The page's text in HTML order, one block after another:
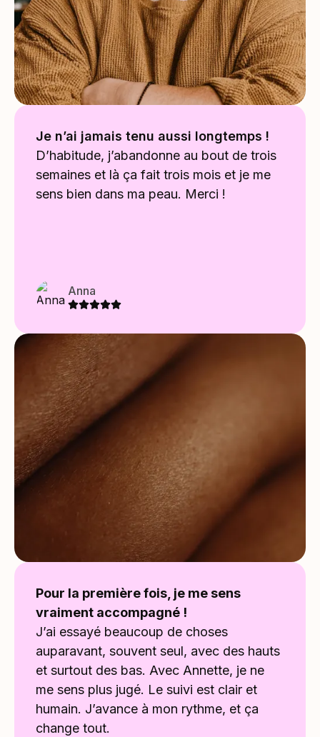
Je n’ai jamais tenu aussi longtemps !
D’habitude, j’abandonne au bout de trois
semaines et là ça fait trois mois et je me
sens bien dans ma peau. Merci !
Anna
Pour la première fois, je me sens
vraiment accompagné !
J’ai essayé beaucoup de choses
auparavant, souvent seul, avec des hauts
et surtout des bas. Avec Annette, je ne
me sens plus jugé. Le suivi est clair et
humain. J’avance à mon rythme, et ça
change tout.